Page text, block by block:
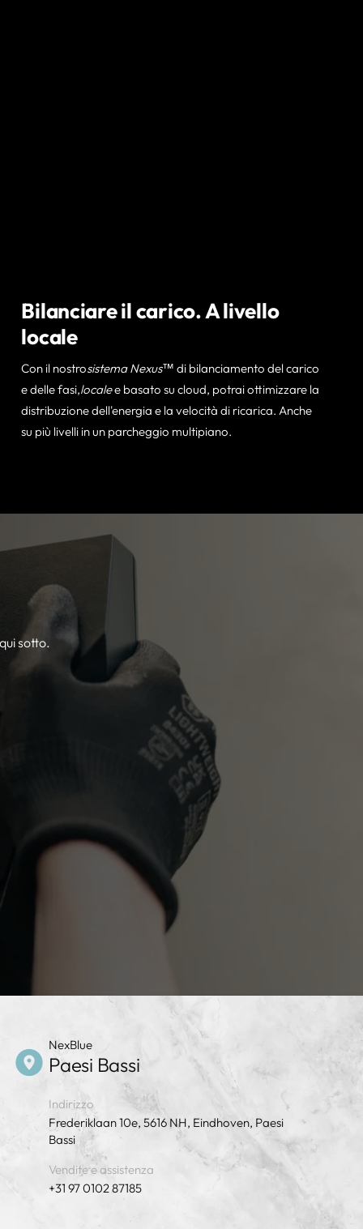
Bilanciare il carico. A livello
locale
Con il nostrosistema Nexus™di bilanciamento del carico
e delle fasi,localee basato su cloud, potrai ottimizzare la
distribuzione dell'energia e la velocità di ricarica. Anche
su più livelli in un parcheggio multipiano.
sotto.
NexBlue
Paesi Bassi
Indirizzo
Frederiklaan 10e, 5616 NH, Eindhoven, Paesi
Bassi
Vendite e assistenza
+31 97 0102 87185